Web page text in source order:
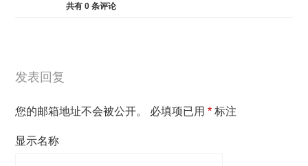
共有0 条评论
发表回复
您的邮箱地址不会被公开。 必填项已用* 标注
显示名称